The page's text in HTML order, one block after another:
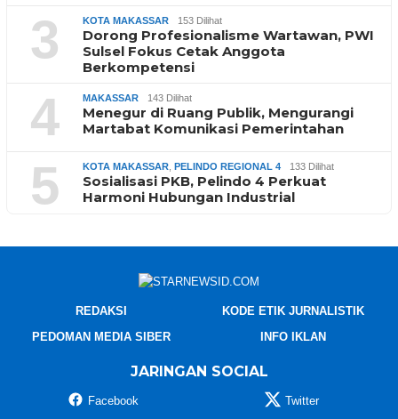
3 KOTA MAKASSAR 153 Dilihat
Dorong Profesionalisme Wartawan, PWI
Sulsel Fokus Cetak Anggota
Berkompetensi
4 MAKASSAR 143 Dilihat
Menegur di Ruang Publik, Mengurangi
Martabat Komunikasi Pemerintahan
5 KOTA MAKASSAR, PELINDO REGIONAL 4 133 Dilihat
Sosialisasi PKB, Pelindo 4 Perkuat
Harmoni Hubungan Industrial
REDAKSI
KODE ETIK JURNALISTIK
PEDOMAN MEDIA SIBER
INFO IKLAN
JARINGAN SOCIAL
Facebook
Twitter